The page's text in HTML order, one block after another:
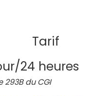
Tarif
24 heures
du CGI